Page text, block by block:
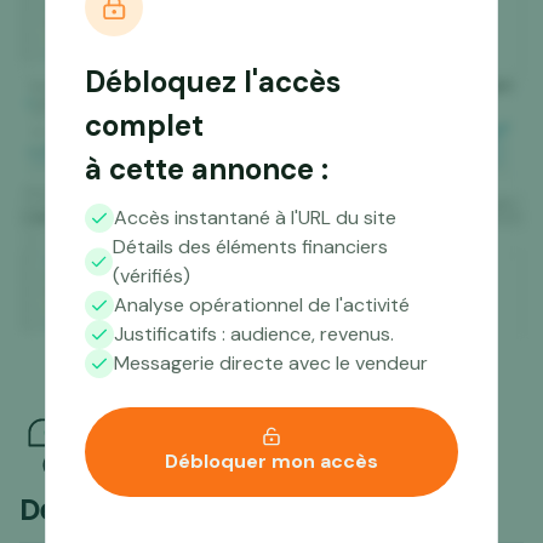
Débloquez l'accès
complet
à cette annonce :
Accès instantané à l'URL du site
Détails des éléments financiers
(vérifiés)
Analyse opérationnel de l'activité
Justificatifs : audience, revenus.
Messagerie directe avec le vendeur
Débloquer mon accès
Des questions ?